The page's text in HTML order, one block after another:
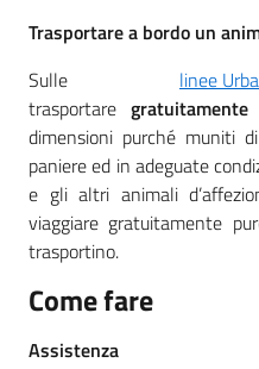
Trasportare a bordo un
Sulle linee
trasportare gratuitamente
dimensioni purché muniti
paniere ed in adeguate
e gli altri animali
viaggiare gratuitamente
trasportino.
Come fare
Assistenza